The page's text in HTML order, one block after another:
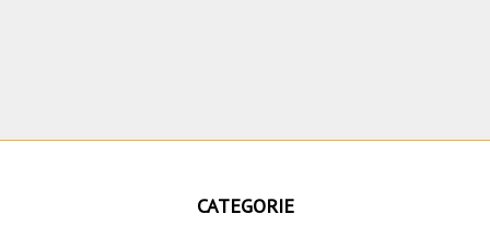
CATEGORIE